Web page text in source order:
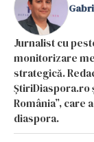
Jurnalist cu
monitorizare
strategică.
ȘtiriDiaspora.ro
România”, care
diaspora.